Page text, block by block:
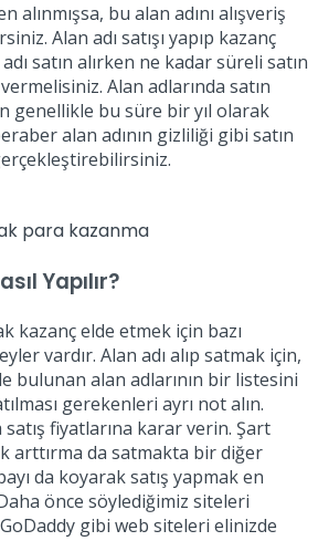
alınmışsa, bu alan adını alışveriş
Alan adı satışı yapıp kazanç
satın alırken ne kadar süreli satın
Alan adlarında satın
genellikle bu süre bir yıl olarak
alan adının gizliliği gibi satın
para kazanma
Yapılır?
kazanç elde etmek için bazı
vardır. Alan adı alıp satmak için,
bulunan alan adlarının bir listesini
gerekenleri ayrı not alın.
fiyatlarına karar verin. Şart
arttırma da satmakta bir diğer
da koyarak satış yapmak en
Daha önce söylediğimiz siteleri
gibi web siteleri elinizde